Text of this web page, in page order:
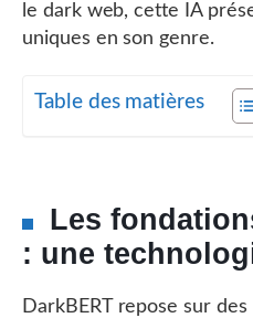
le dark web, cette IA
uniques en son genre.
Table des matières
Les
: une
DarkBERT repose sur